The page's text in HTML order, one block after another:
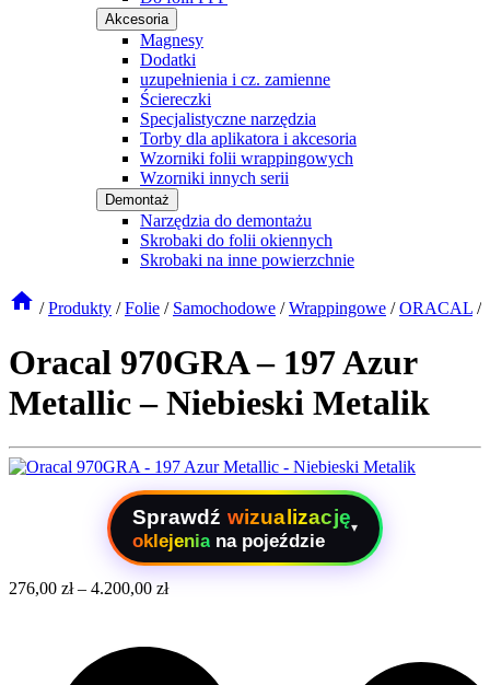
Akcesoria
Magnesy
Dodatki
uzupełnienia i cz. zamienne
Ściereczki
Specjalistyczne narzędzia
Torby dla aplikatora i akcesoria
Wzorniki folii wrappingowych
Wzorniki innych serii
Demontaż
Narzędzia do demontażu
Skrobaki do folii okiennych
Skrobaki na inne powierzchnie
/ Produkty / Folie / Samochodowe / Wrappingowe / ORACAL /
Oracal 970GRA – 197 Azur
Metallic – Niebieski Metalik
Sprawdź wizualizację
oklejenia na pojeździe
▾
276,00 zł– 4.200,00 zł